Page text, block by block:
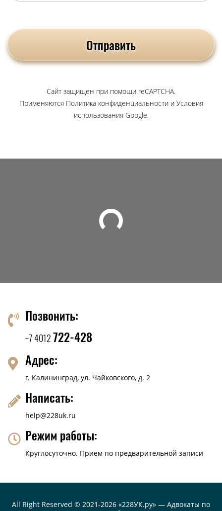
Сайт защищен при помощи reCAPTCHA.
Применяются Политика конфиденциальностии Условия
использованияGoogle.
Позвонить:
+7 4012722-428
Адрес:
г. Калининград, ул. Чайковского, д. 2
Написать:
help@228uk.ru
Режим работы:
Круглосуточно. Прием по предварительной записи
All Right Reserved © 2021-2026 «228УК.ру» — Адвокаты по